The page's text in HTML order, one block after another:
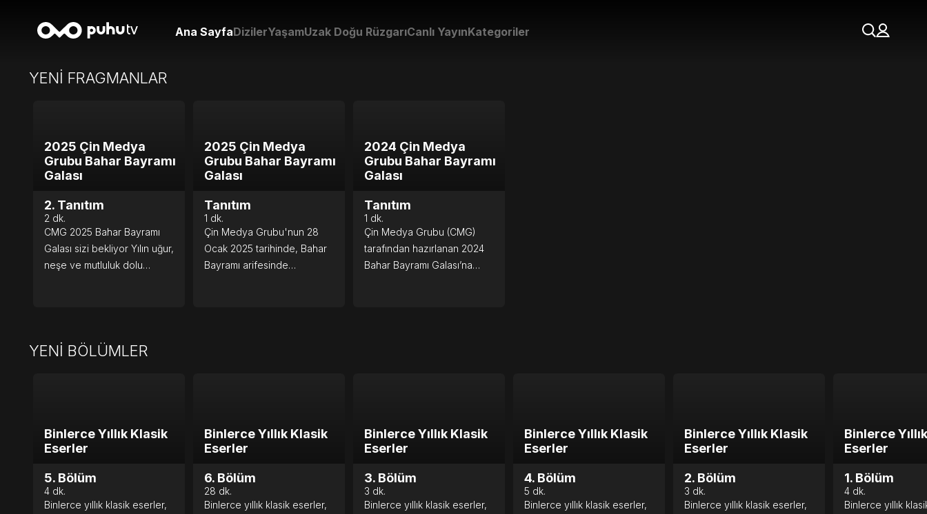
Ana SayfaDizilerYaşamUzak Doğu RüzgarıCanlı YayınKategoriler
YENİ FRAGMANLAR
2025 Çin Medya
Grubu Bahar Bayramı
Galası
2. Tanıtım
2 dk.
CMG 2025 Bahar Bayramı
Galası sizi bekliyor Yılın uğur,
neşe ve mutluluk dolu
Bayramı kökeni 3 bin yıl
2025 Çin Medya
Grubu Bahar Bayramı
Galası
Tanıtım
1 dk.
Çin Medya Grubu'nun 28
Ocak 2025 tarihinde, Bahar
Bayramı arifesinde
2024 Çin Medya
Grubu Bahar Bayramı
Galası
Tanıtım
1 dk.
Çin Medya Grubu (CMG)
tarafından hazırlanan 2024
Bahar Bayramı Galası’na
YENİ BÖLÜMLER
Binlerce Yıllık Klasik
Eserler
5. Bölüm
4 dk.
Binlerce yıllık klasik eserler,
Binlerce Yıllık Klasik
Eserler
6. Bölüm
28 dk.
Binlerce yıllık klasik eserler,
Binlerce Yıllık Klasik
Eserler
3. Bölüm
3 dk.
Binlerce yıllık klasik eserler,
Binlerce Yıllık Klasik
Eserler
4. Bölüm
5 dk.
Binlerce yıllık klasik eserler,
Binlerce Yıllık Klasik
Eserler
2. Bölüm
3 dk.
Binlerce yıllık klasik eserler,
Binlerce
Eserler
1. Bölüm
4 dk.
Binlerce yıllık